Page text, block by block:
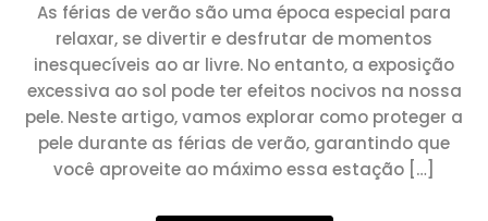
As férias de verão são uma época especial para
relaxar, se divertir e desfrutar de momentos
inesquecíveis ao ar livre. No entanto, a exposição
excessiva ao sol pode ter efeitos nocivos na nossa
pele. Neste artigo, vamos explorar como proteger a
pele durante as férias de verão, garantindo que
você aproveite ao máximo essa estação […]